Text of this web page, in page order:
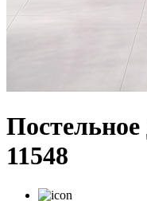
Постельное
11548